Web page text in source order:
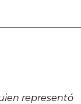
representó